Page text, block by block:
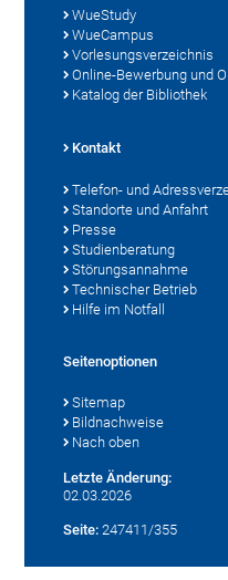
WueStudy
WueCampus
Vorlesungsverzeichnis
Online-Bewerbung und
Katalog der Bibliothek
Kontakt
Telefon- und
Standorte und Anfahrt
Presse
Studienberatung
Störungsannahme
Technischer Betrieb
Hilfe im Notfall
Seitenoptionen
Sitemap
Bildnachweise
Nach oben
Letzte Änderung:
02.03.2026
Seite: 247411/355